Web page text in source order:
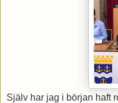
Själv har jag i början haft